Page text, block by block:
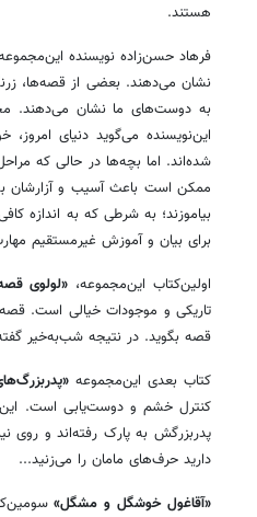
هستند.
فرهاد حسن‌زاده نویسنده
نشان می‌دهند. بعضی از قصه‌ها،
به دوست‌های ما نشان می‌دهند.
این‌نویسنده می‌گوید دنیای
شده‌اند. اما بچه‌ها در حالی که
ممکن است باعث آسیب و آزارشان
بیاموزند؛ به شرطی که به اندازه
برای بیان و آموزش غیرمستقیم
اولین‌کتاب این‌مجموعه، «لولوی
تاریکی و موجودات خیالی است.
قصه بگوید. در نتیجه شب‌به‌خیر
کتاب بعدی این‌مجموعه
کنترل خشم و دوست‌یابی است.
پدربزرگش به پارک رفته‌اند و
دارید حرف‌های مامان را می‌زنید...
«آقاغول خوشگل و مشگل»